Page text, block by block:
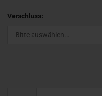
Verschluss: